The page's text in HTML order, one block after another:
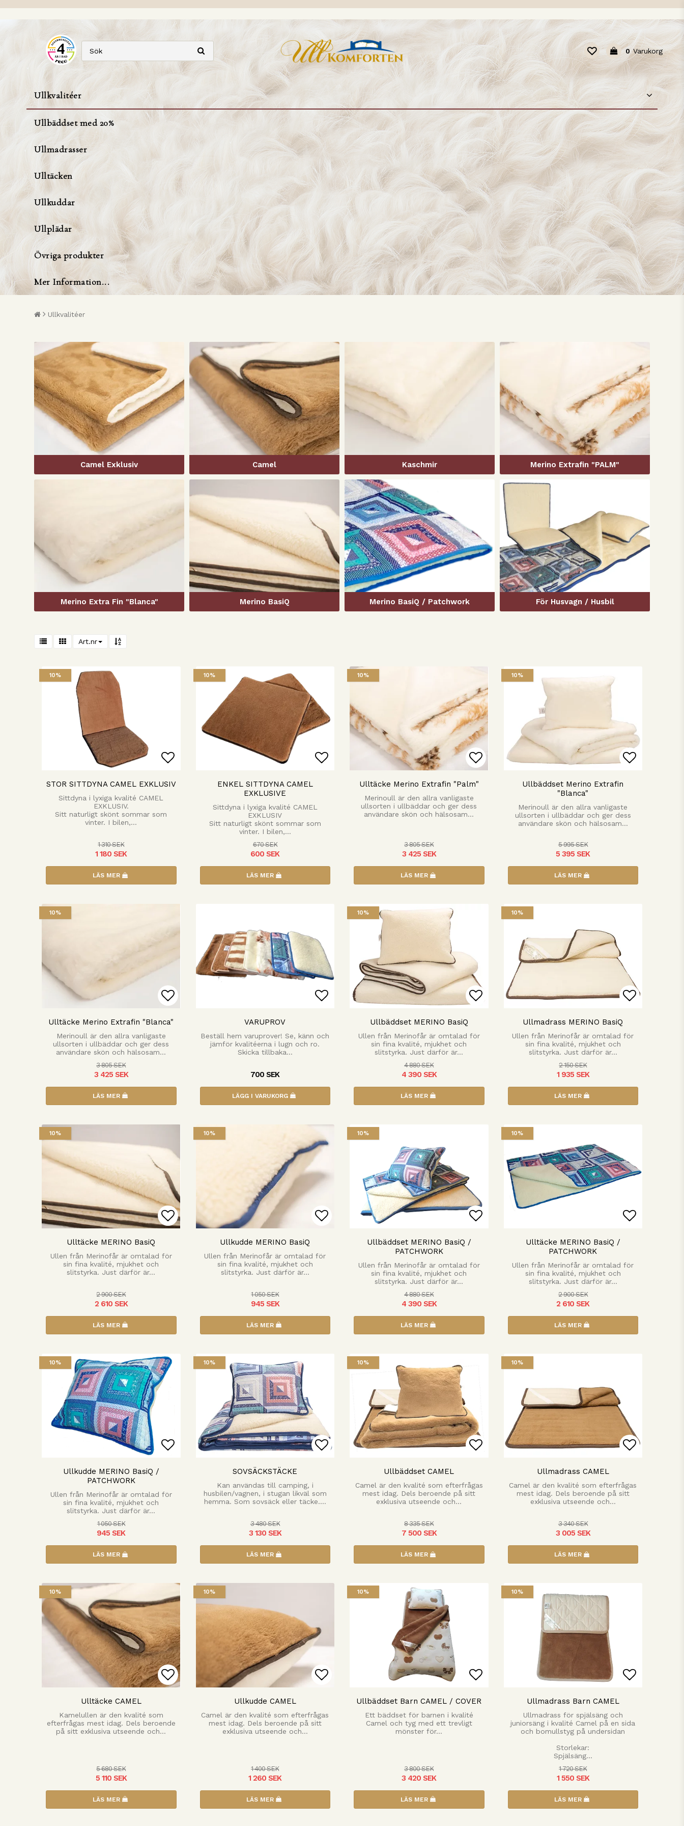
0 Varukorg
Ullkvalitéer
Ullbäddset med 20%
Ullmadrasser
Ulltäcken
Ullkuddar
Ullplädar
Övriga produkter
Mer Information...
Ullkvalitéer
Camel Exklusiv Camel Kaschmir Merino Extrafin "PALM"
Merino Extra Fin "Blanca" Merino BasiQ Merino BasiQ / Patchwork För Husvagn / Husbil
Art.nr
10%
STOR SITTDYNA CAMEL EXKLUSIV
Sittdyna i lyxiga kvalité CAMEL
EXKLUSIV.
Sitt naturligt skönt sommar som
vinter. I bilen,…
1 310 SEK
1 180 SEK
LÄS MER
10%
Lägg till i favoritlistan
ENKEL SITTDYNA CAMEL
EXKLUSIVE
Sittdyna i lyxiga kvalité CAMEL
EXKLUSIV
Sitt naturligt skönt sommar som
vinter. I bilen,…
670 SEK
600 SEK
LÄS MER
10%
Lägg till i favoritlistan
Ulltäcke Merino Extrafin "Palm"
Merinoull är den allra vanligaste
ullsorten i ullbäddar och ger dess
användare skön och hälsosam…
3 805 SEK
3 425 SEK
LÄS MER
10%
Ullbäddset Merino Extrafin
"Blanca"
Merinoull är den allra vanligaste
ullsorten i ullbäddar och ger dess
användare skön och hälsosam…
5 995 SEK
5 395 SEK
LÄS MER
10%
Ulltäcke Merino Extrafin "Blanca"
Merinoull är den allra vanligaste
ullsorten i ullbäddar och ger dess
användare skön och hälsosam…
3 805 SEK
3 425 SEK
LÄS MER
VARUPROV
Beställ hem varuprover! Se, känn och
jämför kvalitéerna i lugn och ro.
Skicka tillbaka…
700 SEK
LÄGG I VARUKORG
10%
Ullbäddset MERINO BasiQ
Ullen från Merinofår är omtalad för
sin fina kvalité, mjukhet och
slitstyrka. Just därför är…
4 880 SEK
4 390 SEK
LÄS MER
10%
Ullmadrass MERINO BasiQ
Ullen från Merinofår är omtalad för
sin fina kvalité, mjukhet och
slitstyrka. Just därför är…
2 150 SEK
1 935 SEK
LÄS MER
10%
Lägg till i favoritlistan
Ulltäcke MERINO BasiQ
Ullen från Merinofår är omtalad för
sin fina kvalité, mjukhet och
slitstyrka. Just därför är…
2 900 SEK
2 610 SEK
LÄS MER
10%
Ullkudde MERINO BasiQ
Ullen från Merinofår är omtalad för
sin fina kvalité, mjukhet och
slitstyrka. Just därför är…
1 050 SEK
945 SEK
LÄS MER
10%
Ullbäddset MERINO BasiQ /
PATCHWORK
Ullen från Merinofår är omtalad för
sin fina kvalité, mjukhet och
slitstyrka. Just därför är…
4 880 SEK
4 390 SEK
LÄS MER
10%
Ulltäcke MERINO BasiQ /
PATCHWORK
Ullen från Merinofår är omtalad för
sin fina kvalité, mjukhet och
slitstyrka. Just därför är…
2 900 SEK
2 610 SEK
LÄS MER
10%
Ullkudde MERINO BasiQ /
PATCHWORK
Ullen från Merinofår är omtalad för
sin fina kvalité, mjukhet och
slitstyrka. Just därför är…
1 050 SEK
945 SEK
LÄS MER
10%
SOVSÄCKSTÄCKE
Kan användas till camping, i
husbilen/vagnen, i stugan likväl som
hemma. Som sovsäck eller täcke.…
3 480 SEK
3 130 SEK
LÄS MER
10%
Ullbäddset CAMEL
Camel är den kvalité som efterfrågas
mest idag. Dels beroende på sitt
exklusiva utseende och…
8 335 SEK
7 500 SEK
LÄS MER
10%
Ullmadrass CAMEL
Camel är den kvalité som efterfrågas
mest idag. Dels beroende på sitt
exklusiva utseende och…
3 340 SEK
3 005 SEK
LÄS MER
10%
Lägg till i favoritlistan
Ulltäcke CAMEL
Kamelullen är den kvalité som
efterfrågas mest idag. Dels beroende
på sitt exklusiva utseende och…
5 680 SEK
5 110 SEK
LÄS MER
10%
Ullkudde CAMEL
Camel är den kvalité som efterfrågas
mest idag. Dels beroende på sitt
exklusiva utseende och…
1 400 SEK
1 260 SEK
LÄS MER
10%
Ullbäddset Barn CAMEL / COVER
Ett bäddset för barnen i kvalité
Camel och tyg med ett trevligt
mönster för…
3 800 SEK
3 420 SEK
LÄS MER
10%
Ullmadrass Barn CAMEL
Ullmadrass för spjälsäng och
juniorsäng i kvalité Camel på en sida
och bomullstyg på undersidan
Storlekar:
Spjälsäng…
1 720 SEK
1 550 SEK
LÄS MER